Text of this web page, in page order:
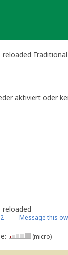
aktiviert oder
guidelines
reactivated or
again, you
(cache
reloaded
Message this
(micro)